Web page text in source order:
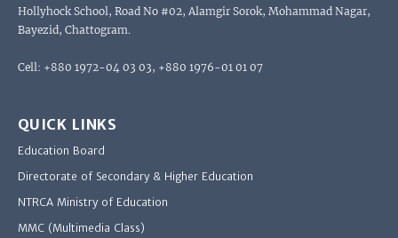
Hollyhock School, Road No #02, Alamgir Sorok, Mohammad Nagar,
Bayezid, Chattogram.
Cell: +880 1972-04 03 03, +880 1976-01 01 07
QUICK LINKS
Education Board
Directorate of Secondary & Higher Education
NTRCA Ministry of Education
MMC (Multimedia Class)